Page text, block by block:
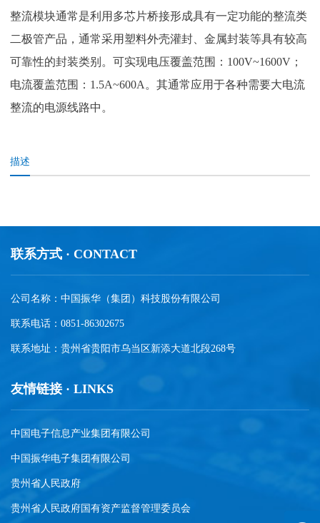
整流模块通常是利用多芯片桥接形成具有一定功能的整流类
二极管产品，通常采用塑料外壳灌封、金属封装等具有较高
可靠性的封装类别。可实现电压覆盖范围：100V~1600V；
电流覆盖范围：1.5A~600A。其通常应用于各种需要大电流
整流的电源线路中。
描述
联系方式 · CONTACT
公司名称：中国振华（集团）科技股份有限公司
联系电话：0851-86302675
联系地址：贵州省贵阳市乌当区新添大道北段268号
友情链接 · LINKS
中国电子信息产业集团有限公司
中国振华电子集团有限公司
贵州省人民政府
贵州省人民政府国有资产监督管理委员会